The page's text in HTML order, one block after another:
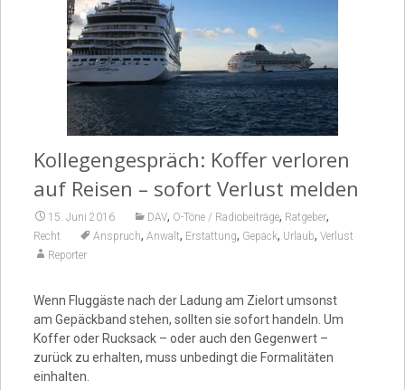
Video
Kollegengespräch: Koffer verloren
auf Reisen – sofort Verlust melden
15. Juni 2016 DAV, O-Töne / Radiobeiträge, Ratgeber,
Recht Anspruch, Anwalt, Erstattung, Gepäck, Urlaub, Verlust
Reporter
Wenn Fluggäste nach der Ladung am Zielort umsonst
am Gepäckband stehen, sollten sie sofort handeln. Um
Koffer oder Rucksack – oder auch den Gegenwert –
zurück zu erhalten, muss unbedingt die Formalitäten
einhalten.